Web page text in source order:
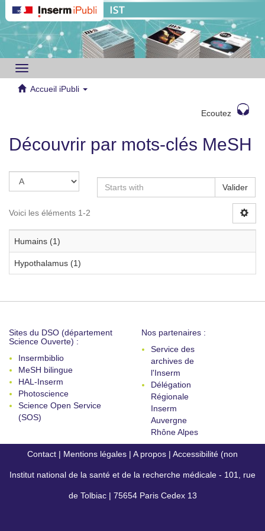
Toggle
navigation
Accueil iPubli
Ecoutez
Découvrir par mots-clés MeSH
Valider
Voici les éléments 1-2
Humains (1)
Hypothalamus (1)
Sites du DSO (département
Science Ouverte) :
Insermbiblio
MeSH bilingue
HAL-Inserm
Photoscience
Science Open Service
(SOS)
Nos partenaires :
Service des
archives de
l'Inserm
Délégation
Régionale
Inserm
Auvergne
Rhône Alpes
Contact | Mentions légales | A propos | Accessibilité (non
conforme)
Institut national de la santé et de la recherche médicale - 101, rue
de Tolbiac | 75654 Paris Cedex 13